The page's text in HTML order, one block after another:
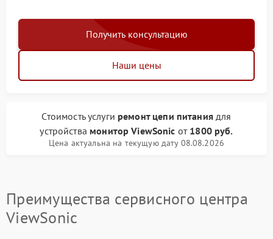
Получить консультацию
Наши цены
Стоимость услуги ремонт цепи питаниядля
устройства монитор ViewSonic от 1800 руб.
Цена актуальна на текущую дату 08.08.2026
Преимущества сервисного центра
ViewSonic